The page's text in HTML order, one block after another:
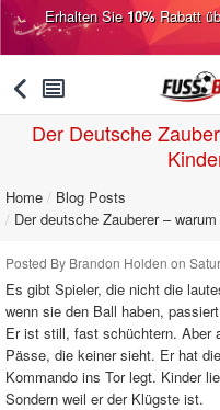
Erhalten Sie10%Rabatt
󰅯 󰂩
Der Deutsche
Home
Blog Posts
Der deutsche Zauberer –
Posted By Brandon Holden on
Es gibt Spieler, die nicht die
wenn sie den Ball haben,
Er ist still, fast schüchtern. Aber
Pässe, die keiner sieht. Er hat
Kommando ins Tor legt. Kinder
Sondern weil er der Klügste ist.